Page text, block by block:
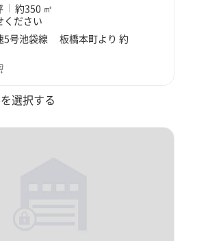
約350 ㎡
ください
5号池袋線 板橋本町より 約
選択する